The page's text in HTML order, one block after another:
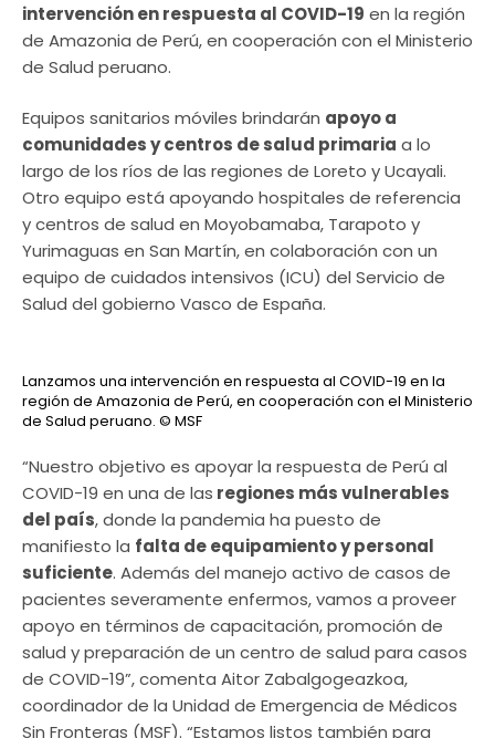
intervención en respuesta al COVID-19 en la región
de Amazonia de Perú, en cooperación con el Ministerio
de Salud peruano.
Equipos sanitarios móviles brindarán apoyo a
comunidades y centros de salud primaria a lo
largo de los ríos de las regiones de Loreto y Ucayali.
Otro equipo está apoyando hospitales de referencia
y centros de salud en Moyobamaba, Tarapoto y
Yurimaguas en San Martín, en colaboración con un
equipo de cuidados intensivos (ICU) del Servicio de
Salud del gobierno Vasco de España.
Lanzamos una intervención en respuesta al COVID-19 en la
región de Amazonia de Perú, en cooperación con el Ministerio
de Salud peruano. © MSF
“Nuestro objetivo es apoyar la respuesta de Perú al
COVID-19 en una de las regiones más vulnerables
del país, donde la pandemia ha puesto de
manifiesto la falta de equipamiento y personal
suficiente. Además del manejo activo de casos de
pacientes severamente enfermos, vamos a proveer
apoyo en términos de capacitación, promoción de
salud y preparación de un centro de salud para casos
de COVID-19”, comenta Aitor Zabalgogeazkoa,
coordinador de la Unidad de Emergencia de Médicos
Sin Fronteras (MSF). “Estamos listos también para